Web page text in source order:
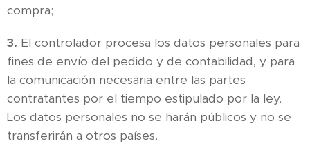
compra;
3. El controlador procesa los datos personales para
fines de envío del pedido y de contabilidad, y para
la comunicación necesaria entre las partes
contratantes por el tiempo estipulado por la ley.
Los datos personales no se harán públicos y no se
transferirán a otros países.